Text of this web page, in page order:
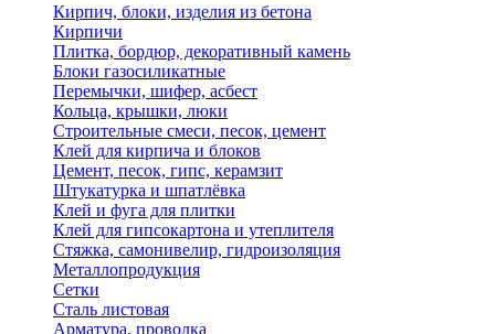
Кирпич, блоки, изделия из бетона
Кирпичи
Плитка, бордюр, декоративный камень
Блоки газосиликатные
Перемычки, шифер, асбест
Кольца, крышки, люки
Строительные смеси, песок, цемент
Клей для кирпича и блоков
Цемент, песок, гипс, керамзит
Штукатурка и шпатлёвка
Клей и фуга для плитки
Клей для гипсокартона и утеплителя
Стяжка, самонивелир, гидроизоляция
Металлопродукция
Сетки
Сталь листовая
Арматура, проволка